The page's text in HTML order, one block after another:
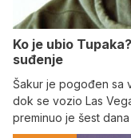
Ko je ubio
suđenje
Šakur je pogođen sa
dok se vozio Las
preminuo je šest